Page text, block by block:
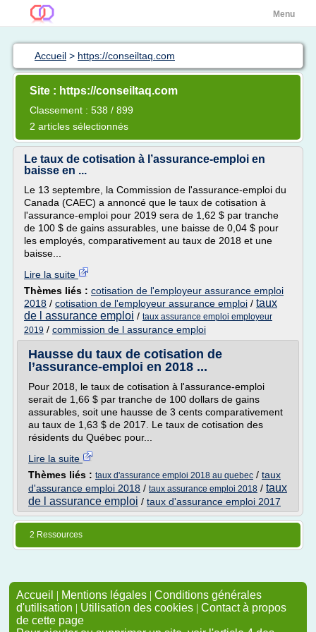
Menu
Accueil > https://conseiltaq.com
Site : https://conseiltaq.com
Classement : 538 / 899
2 articles sélectionnés
Le taux de cotisation à l’assurance-emploi en
baisse en ...
Le 13 septembre, la Commission de l'assurance-emploi du
Canada (CAEC) a annoncé que le taux de cotisation à
l'assurance-emploi pour 2019 sera de 1,62 $ par tranche
de 100 $ de gains assurables, une baisse de 0,04 $ pour
les employés, comparativement au taux de 2018 et une
baisse...
Lire la suite
Thèmes liés : cotisation de l'employeur assurance emploi
2018 / cotisation de l'employeur assurance emploi / taux
de l assurance emploi / taux assurance emploi employeur
2019 / commission de l assurance emploi
Hausse du taux de cotisation de
l’assurance-emploi en 2018 ...
Pour 2018, le taux de cotisation à l'assurance-emploi
serait de 1,66 $ par tranche de 100 dollars de gains
assurables, soit une hausse de 3 cents comparativement
au taux de 1,63 $ de 2017. Le taux de cotisation des
résidents du Québec pour...
Lire la suite
Thèmes liés : taux d'assurance emploi 2018 au quebec / taux
d'assurance emploi 2018 / taux assurance emploi 2018 / taux
de l assurance emploi / taux d'assurance emploi 2017
2 Ressources
Accueil | Mentions légales | Conditions générales
d'utilisation | Utilisation des cookies | Contact à propos
de cette page